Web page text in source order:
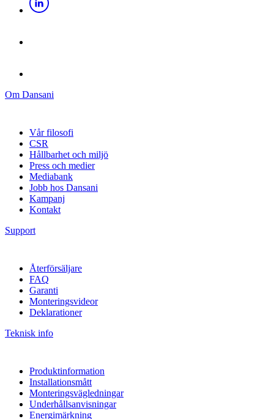
Om Dansani
Vår filosofi
CSR
Hållbarhet och miljö
Press och medier
Mediabank
Jobb hos Dansani
Kampanj
Kontakt
Support
Återförsäljare
FAQ
Garanti
Monteringsvideor
Deklarationer
Teknisk info
Produktinformation
Installationsmått
Monteringsvägledningar
Underhållsanvisningar
Energimärkning